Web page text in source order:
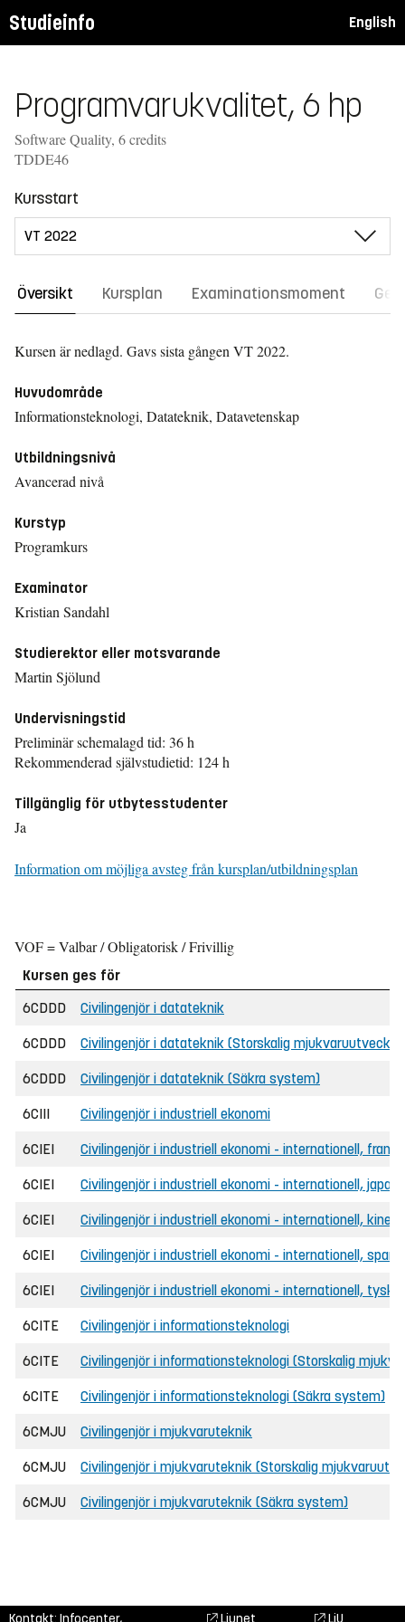
Studieinfo English
Programvarukvalitet, 6 hp
Software Quality, 6 credits
TDDE46
Kursstart
Översikt Kursplan Examinationsmoment
Kursen är nedlagd. Gavs sista gången VT 2022.
Huvudområde
Informationsteknologi, Datateknik, Datavetenskap
Utbildningsnivå
Avancerad nivå
Kurstyp
Programkurs
Examinator
Kristian Sandahl
Studierektor eller motsvarande
Martin Sjölund
Undervisningstid
Preliminär schemalagd tid: 36 h
Rekommenderad självstudietid: 124 h
Tillgänglig för utbytesstudenter
Ja
Information om möjliga avsteg från kursplan/utbildningsplan
VOF = Valbar / Obligatorisk / Frivillig
Kursen ges för
6CDDD
Civilingenjör i datateknik
6CDDD Civilingenjör i datateknik (Storskalig
6CDDD Civilingenjör i datateknik (Säkra system)
6CIII Civilingenjör i industriell ekonomi
6CIEI Civilingenjör i industriell ekonomi - internationell,
6CIEI Civilingenjör i industriell ekonomi - internationell,
6CIEI Civilingenjör i industriell ekonomi - internationell,
6CIEI Civilingenjör i industriell ekonomi - internationell,
6CIEI Civilingenjör i industriell ekonomi - internationell, tyska
6CITE Civilingenjör i informationsteknologi
6CITE Civilingenjör i informationsteknologi (Storskalig
6CITE Civilingenjör i informationsteknologi (Säkra system)
6CMJU Civilingenjör i mjukvaruteknik
6CMJU Civilingenjör i mjukvaruteknik (Storskalig
6CMJU Civilingenjör i mjukvaruteknik (Säkra system)
Kontakt: Infocenter, Liunet LiU